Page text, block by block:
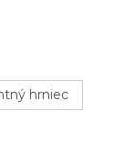
hrniec